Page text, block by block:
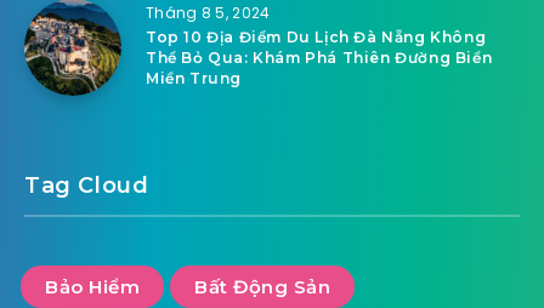
Tháng 8 5, 2024
Top 10 Địa Điểm Du Lịch Đà Nẵng Không
Thể Bỏ Qua: Khám Phá Thiên Đường Biển
Miền Trung
Tag Cloud
Bảo Hiểm Bất Động Sản